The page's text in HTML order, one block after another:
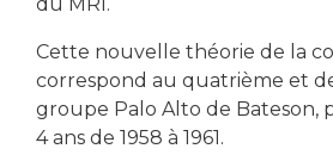
du MRI.
Cette nouvelle théorie de la
correspond au quatrième et
groupe Palo Alto de Bateson,
4 ans de 1958 à 1961.